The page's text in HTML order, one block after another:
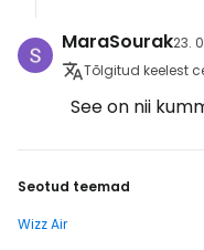
MaraSourak23.
Tõlgitud keelest
See on nii
Seotud teemad
Wizz Air